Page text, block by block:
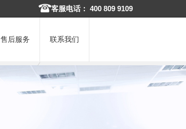
客服电话： 400 809 9109
售后服务 联系我们